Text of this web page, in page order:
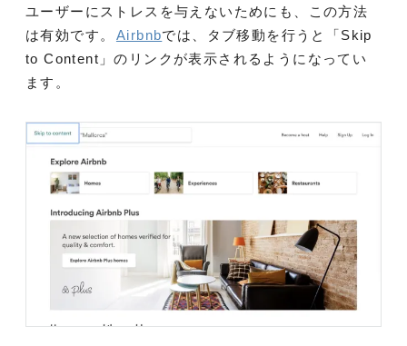
ユーザーにストレスを与えないためにも、この方法
は有効です。 Airbnbでは、タブ移動を行うと「Skip
to Content」のリンクが表示されるようになってい
ます。